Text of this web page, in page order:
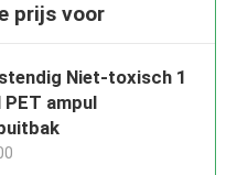
prijs voor
Niet-toxisch 1
ampul